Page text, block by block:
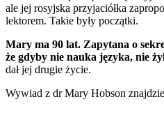
ale jej rosyjska przyjaciółka
lektorem. Takie były początki.
Mary ma 90 lat. Zapytana o
że gdyby nie nauka języka, nie
dał jej drugie życie.
Wywiad z dr Mary Hobson